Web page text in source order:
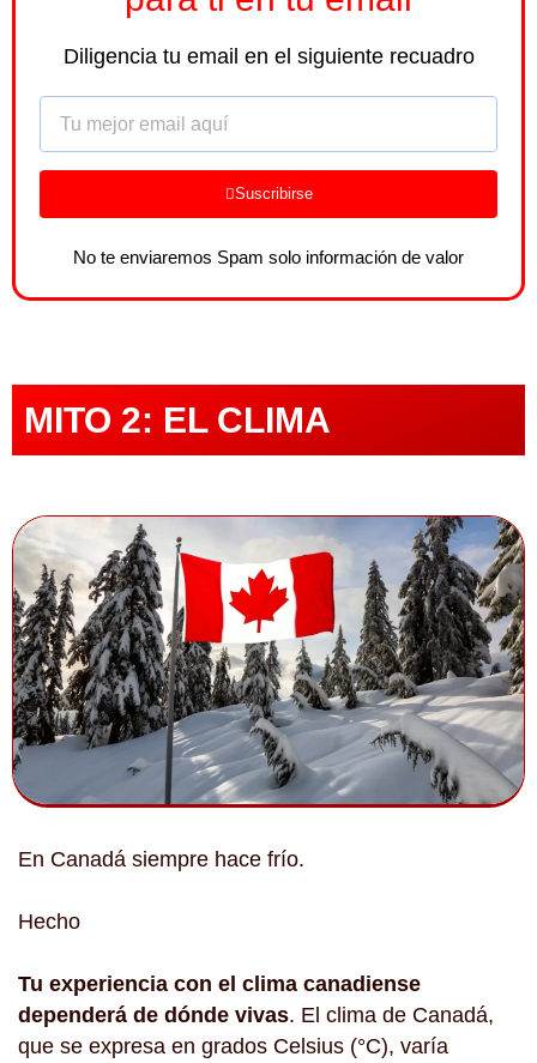
Diligencia tu email en el siguiente recuadro
Suscribirse
No te enviaremos Spam solo información de valor
MITO 2: EL CLIMA
En Canadá siempre hace frío.
Hecho
Tu experiencia con el clima canadiense
dependerá de dónde vivas. El clima de Canadá,
que se expresa en grados Celsius (°C), varía